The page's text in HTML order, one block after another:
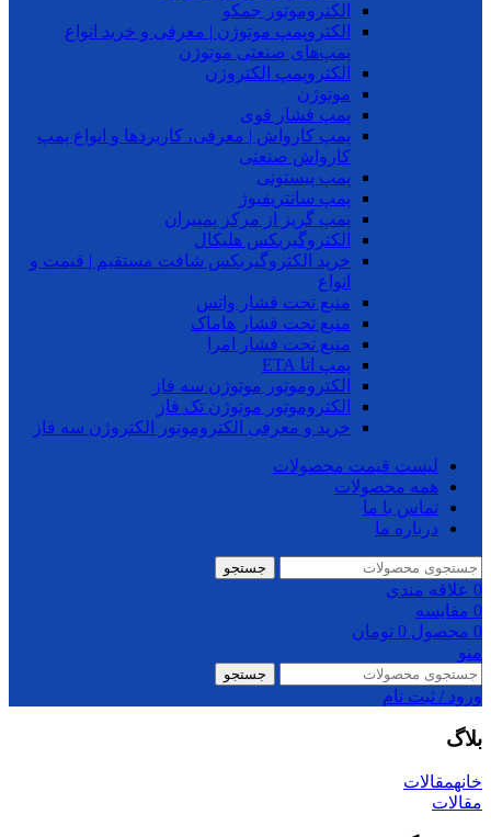
الکتروموتور جمکو
الکتروپمپ موتوژن | معرفی و خرید انواع
پمپ‌های صنعتی موتوژن
الکتروپمپ الکتروژن
موتوژن
پمپ فشار قوی
پمپ کارواش | معرفی، کاربردها و انواع پمپ
کارواش صنعتی
پمپ پیستونی
پمپ سانتریفیوژ
پمپ گریز از مرکز پمپیران
الکتروگیربکس هلیکال
خرید الکتروگیربکس شافت مستقیم | قیمت و
انواع
منبع تحت فشار واتس
منبع تحت فشار هاماک
منبع تحت فشار امرا
پمپ اتا ETA
الکتروموتور موتوژن سه فاز
الکتروموتور موتوژن تک فاز
خرید و معرفی الکتروموتور الکتروژن سه فاز
لیست قیمت محصولات
همه محصولات
تماس با ما
درباره ما
جستجو
0 علاقه مندی
0 مقایسه
0 محصول 0 تومان
منو
جستجو
ورود / ثبت نام
بلاگ
خانهمقالات
مقالات